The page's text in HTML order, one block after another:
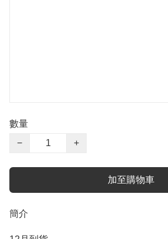
數量
−
+
加至購物車
簡介